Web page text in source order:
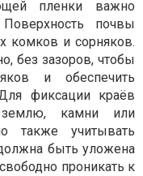
пленки важно
почвы
комков и сорняков.
без зазоров, чтобы
и обеспечить
фиксации краёв
землю, камни или
также учитывать
быть уложена
проникать к